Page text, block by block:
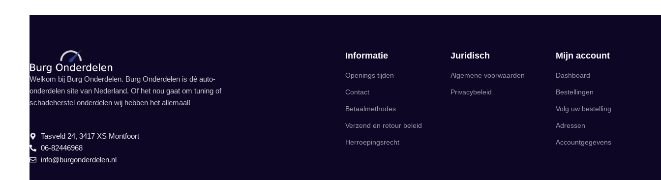
Informatie
Openings tijden
Contact
Betaalmethodes
Verzend en retour beleid
Herroepingsrecht
Juridisch
Algemene voorwaarden
Privacybeleid
Mijn account
Dashboard
Bestellingen
Volg uw bestelling
Adressen
Accountgegevens
Welkom bij Burg Onderdelen. Burg Onderdelen is dé auto-
onderdelen site van Nederland. Of het nou gaat om tuning of
schadeherstel onderdelen wij hebben het allemaal!
Tasveld 24, 3417 XS Montfoort
06-82446968
info@burgonderdelen.nl